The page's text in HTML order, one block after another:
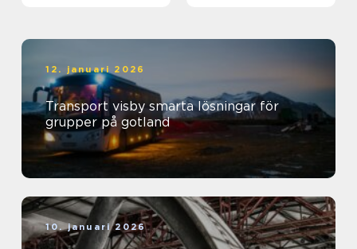
12. januari 2026
Transport visby smarta lösningar för
grupper på gotland
10. januari 2026